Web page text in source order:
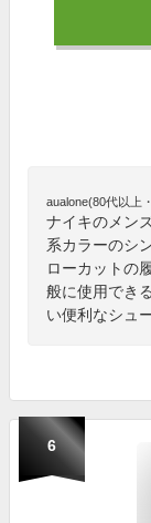
aualone(80代以上
ナイキのメン
系カラーのシ
ローカットの
般に使用でき
い便利なシュ
6